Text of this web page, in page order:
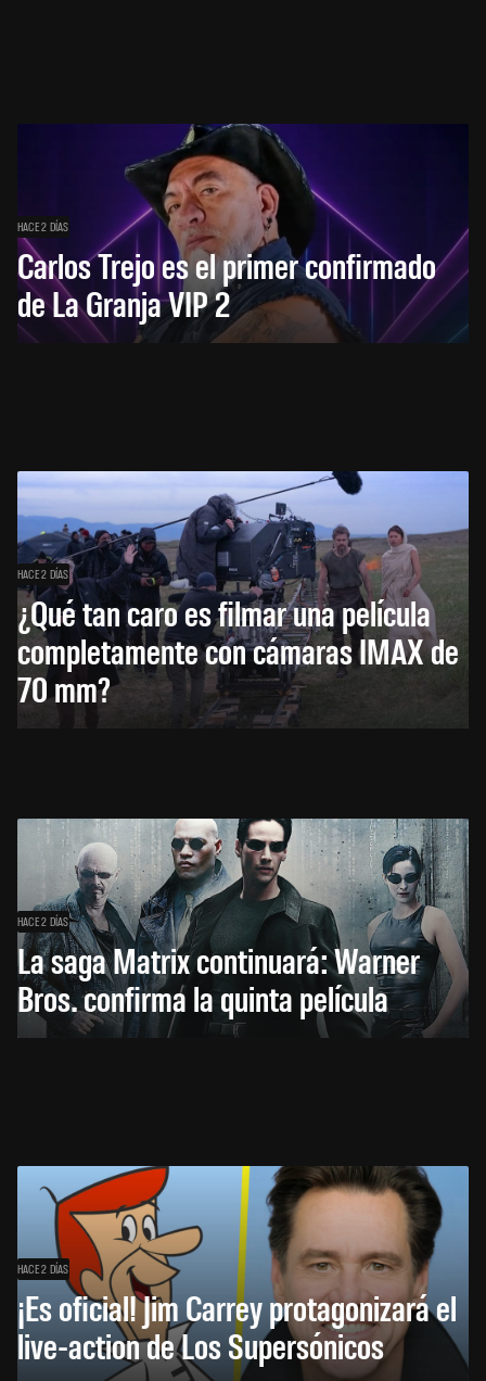
HACE 2 DÍAS
Carlos Trejo es el primer confirmado
de La Granja VIP 2
HACE 2 DÍAS
¿Qué tan caro es filmar una película
completamente con cámaras IMAX de
70 mm?
HACE 2 DÍAS
La saga Matrix continuará: Warner
Bros. confirma la quinta película
HACE 2 DÍAS
¡Es oficial! Jim Carrey protagonizará el
live-action de Los Supersónicos